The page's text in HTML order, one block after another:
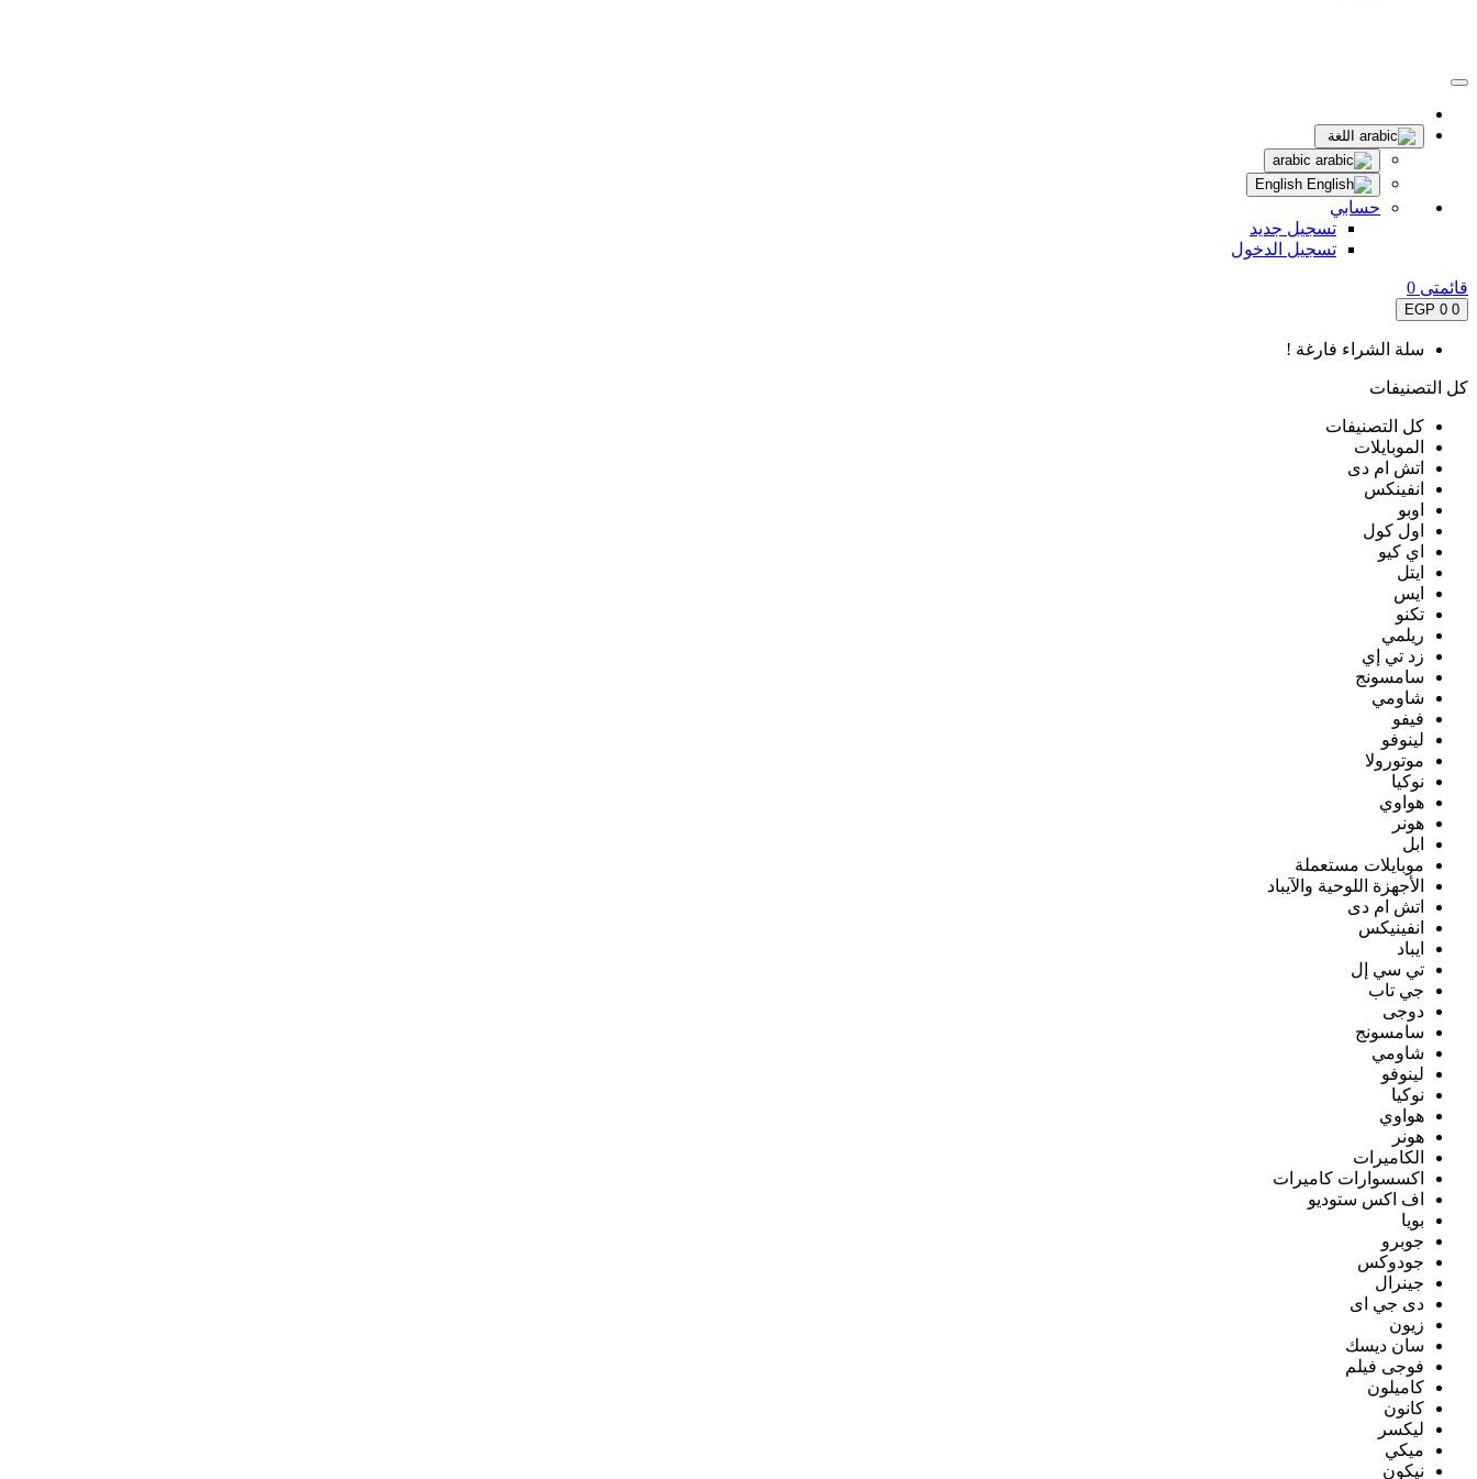
اللغة
حسابي
تسجيل جديد
تسجيل الدخول
قائمتى 0
0
0 EGP
سلة الشراء فارغة !
كل التصنيفات
كل التصنيفات
الموبايلات
اتش ام دى
انفينكس
اوبو
اول كول
اي كيو
ايتل
ايس
تكنو
ريلمي
زد تي إي
سامسونج
شاومي
فيفو
لينوفو
موتورولا
نوكيا
هواوي
هونر
ابل
موبايلات مستعملة
الأجهزة اللوحية والآيباد
اتش ام دى
انفينيكس
ايباد
تي سي إل
جي تاب
دوجى
سامسونج
شاومي
لينوفو
نوكيا
هواوي
هونر
الكاميرات
اكسسوارات كاميرات
اف اكس ستوديو
بويا
جوبرو
جودوكس
جينرال
دى جي اى
زيون
سان ديسك
فوجى فيلم
كاميلون
كانون
ليكسر
ميكي
نيكون